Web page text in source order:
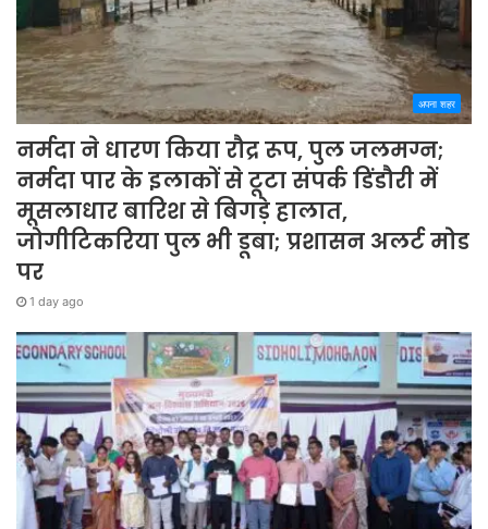
अपना शहर
नर्मदा ने धारण किया रौद्र रूप, पुल जलमग्न;
नर्मदा पार के इलाकों से टूटा संपर्क डिंडौरी में
मूसलाधार बारिश से बिगड़े हालात,
जोगीटिकरिया पुल भी डूबा; प्रशासन अलर्ट मोड
पर
1 day ago